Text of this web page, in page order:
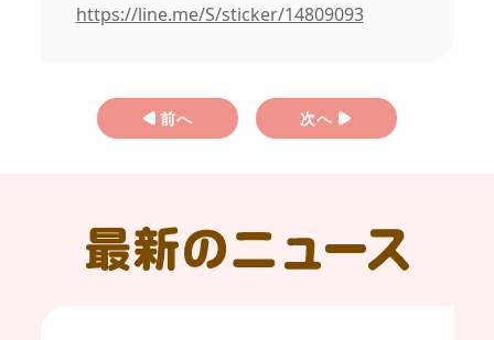
https://line.me/S/sticker/14809093
前へ 次へ